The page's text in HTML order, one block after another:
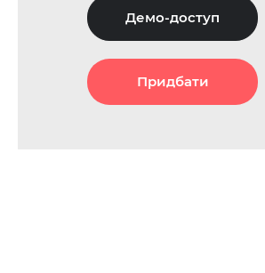
Демо-доступ
Придбати